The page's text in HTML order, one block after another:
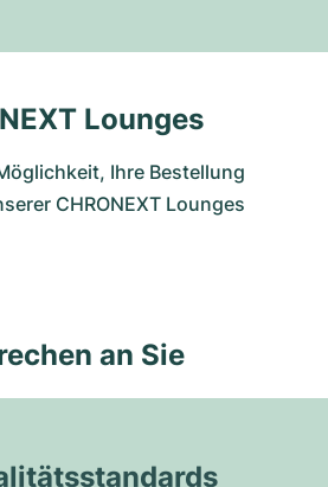
Lounges
Ihre Bestellung
CHRONEXT Lounges
an Sie